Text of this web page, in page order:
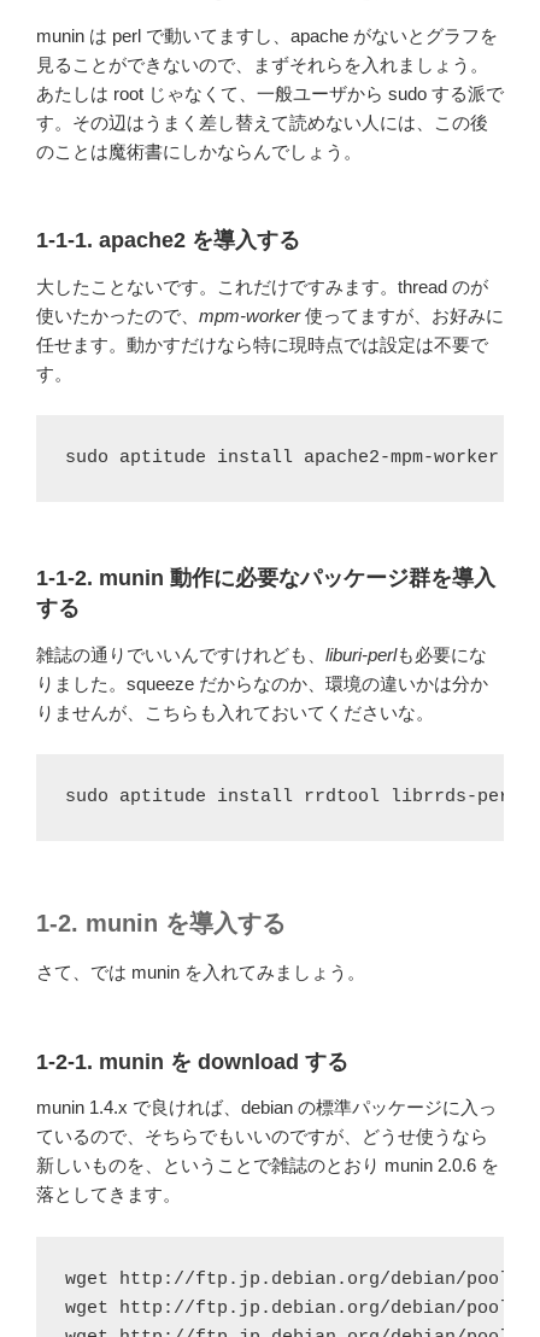
munin は perl で動いてますし、apache がないとグラフを
見ることができないので、まずそれらを入れましょう。
あたしは root じゃなくて、一般ユーザから sudo する派で
す。その辺はうまく差し替えて読めない人には、この後
のことは魔術書にしかならんでしょう。
1-1-1. apache2 を導入する
大したことないです。これだけですみます。thread のが
使いたかったので、 mpm-worker使ってますが、お好みに
任せます。動かすだけなら特に現時点では設定は不要で
す。
sudo aptitude install apache2-mpm-worker
1-1-2. munin 動作に必要なパッケージ群を導入
する
雑誌の通りでいいんですけれども、 liburi-perlも必要にな
りました。squeeze だからなのか、環境の違いかは分か
りませんが、こちらも入れておいてくださいな。
sudo aptitude install rrdtool librrds-perl
1-2. munin を導入する
さて、では munin を入れてみましょう。
1-2-1. munin を download する
munin 1.4.x で良ければ、debian の標準パッケージに入っ
ているので、そちらでもいいのですが、どうせ使うなら
新しいものを、ということで雑誌のとおり munin 2.0.6 を
落としてきます。
wget http://ftp.jp.debian.org/debian/pool/
wget http://ftp.jp.debian.org/debian/pool/